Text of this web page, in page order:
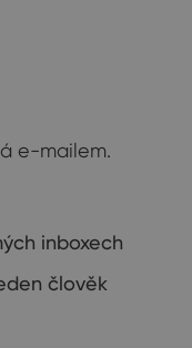
e-mailem.
inboxech
člověk